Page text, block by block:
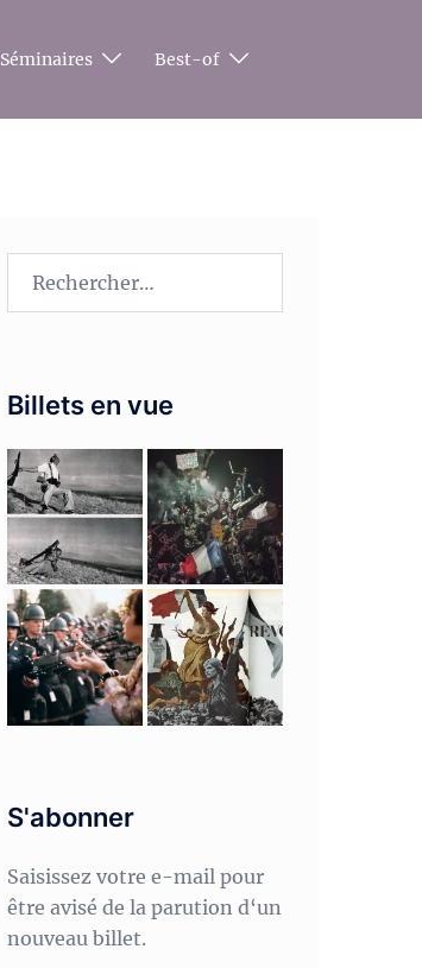
Séminaires Best-of
Billets en vue
S'abonner
Saisissez votre e-mail pour
être avisé de la parution d‘un
nouveau billet.